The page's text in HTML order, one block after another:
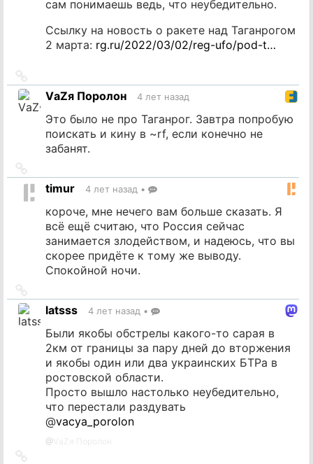
сам понимаешь ведь, что неубедительно.
Ссылку на новость о ракете над Таганрогом
2 марта: rg.ru/2022/03/02/reg-ufo/pod-t…
на
источник
VаZя Поролон 4 лет назад
Это было не про Таганрог. Завтра попробую
поискать и кину в ~rf, если конечно не
забанят.
на
источник
timur 4 лет назад •
короче, мне нечего вам больше сказать. Я
всё ещё считаю, что Россия сейчас
занимается злодейством, и надеюсь, что вы
скорее придёте к тому же выводу.
Спокойной ночи.
на
источник
latsss 4 лет назад •
Были якобы обстрелы какого-то сарая в
2км от границы за пару дней до вторжения
и якобы один или два украинских БТРа в
ростовской области.
Просто вышло настолько неубедительно,
что перестали раздувать
@vacya_porolon
@